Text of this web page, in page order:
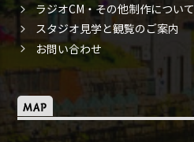
ラジオCM・その他制作について
スタジオ見学と観覧のご案内
お問い合わせ
MAP